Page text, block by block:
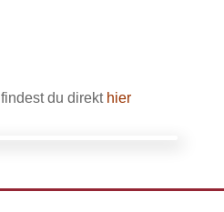
du direkt hier